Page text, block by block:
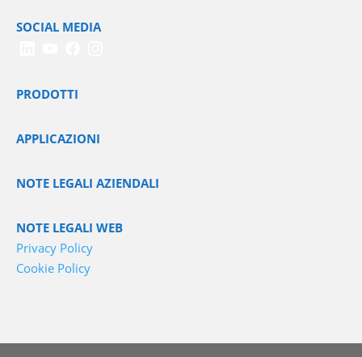
SOCIAL MEDIA
PRODOTTI
APPLICAZIONI
NOTE LEGALI AZIENDALI
NOTE LEGALI WEB
Privacy Policy
Cookie Policy